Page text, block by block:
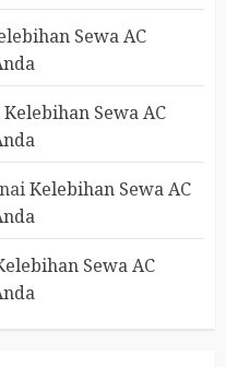
Sewa AC
Kelebihan Sewa AC
Kelebihan Sewa AC
Sewa AC